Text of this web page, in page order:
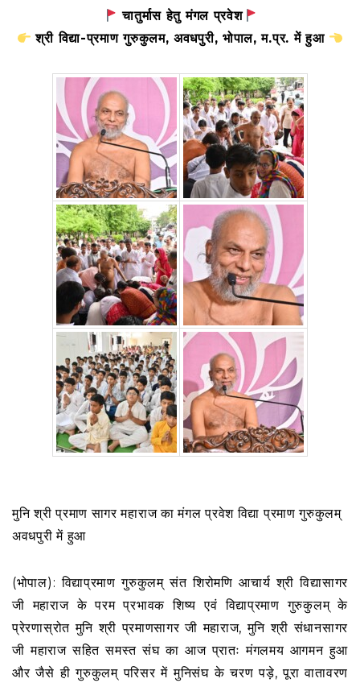
चातुर्मास हेतु मंगल प्रवेश
श्री विद्या-प्रमाण गुरुकुलम, अवधपुरी, भोपाल, म.प्र. में हुआ
मुनि श्री प्रमाण सागर महाराज का मंगल प्रवेश विद्या प्रमाण गुरुकुलम्
अवधपुरी में हुआ
(भोपाल): विद्याप्रमाण गुरुकुलम् संत शिरोमणि आचार्य श्री विद्यासागर
जी महाराज के परम प्रभावक शिष्य एवं विद्याप्रमाण गुरुकुलम् के
प्रेरणास्रोत मुनि श्री प्रमाणसागर जी महाराज, मुनि श्री संधानसागर
जी महाराज सहित समस्त संघ का आज प्रातः मंगलमय आगमन हुआ
और जैसे ही गुरुकुलम् परिसर में मुनिसंघ के चरण पड़े, पूरा वातावरण